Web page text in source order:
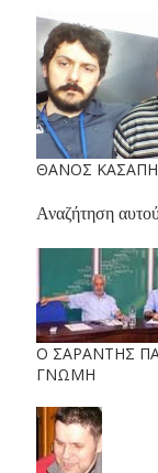
ΘΑΝΟΣ
Αναζήτηση
O ΣΑΡΑΝΤΗΣ
ΓΝΩΜΗ